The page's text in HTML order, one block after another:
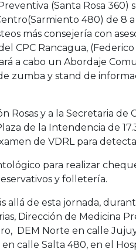
(Santa Rosa 360)
480) de 8
más consejería con
CPC Rancagua,
a cabo un Abordaje
zumba y stand de
Rosas y a la Secretaria de
de la Intendencia de
de VDRL para
para realizar
y folletería.
allá de esta jornada,
Dirección de Medicina
DEM Norte en calle
calle Salta 480, en el